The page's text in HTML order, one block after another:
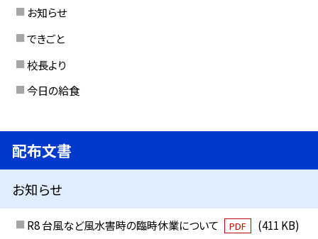
お知らせ
できごと
校長より
今日の給食
配布文書
お知らせ
R8 台風など風水害時の臨時休業について PDF (411 KB)